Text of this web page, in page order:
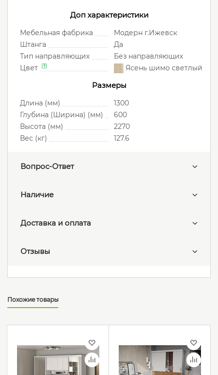
Доп характеристики
Мебельная фабрика
Модерн г.Ижевск
Штанга
Да
Тип направляющих
Без направляющих
Цвет
Ясень шимо светлый
Размеры
Длина (мм)
1300
Глубина (Ширина) (мм)
600
Высота (мм)
2270
Вес (кг)
127.6
Вопрос-Ответ
Наличие
Доставка и оплата
Отзывы
Похожие товары